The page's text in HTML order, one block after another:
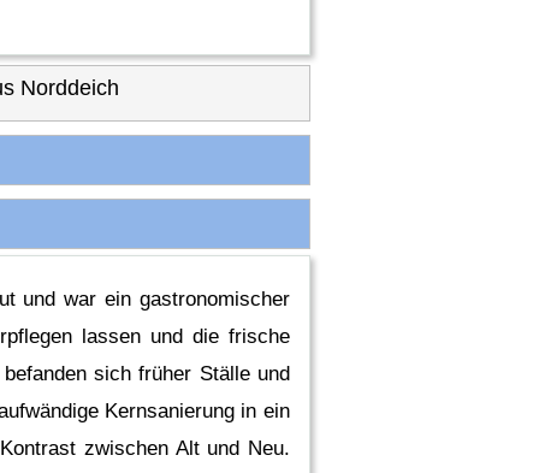
Norddeich
und war ein gastronomischer
lassen und die frische
sich früher Ställe und
Kernsanierung in ein
zwischen Alt und Neu.